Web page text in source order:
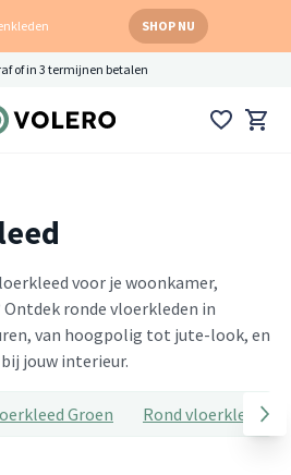
SHOP NU
of in 3 termijnen betalen
voor je woonkamer,
ronde vloerkleden in
van hoogpolig tot jute-look, en
jouw interieur.
Groen Rond vloerkleed